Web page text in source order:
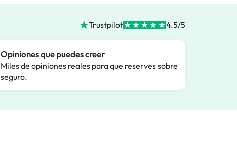
Trustpilot 4.5/5
Opiniones que puedes creer
Miles de opiniones reales para que reserves sobre
seguro.